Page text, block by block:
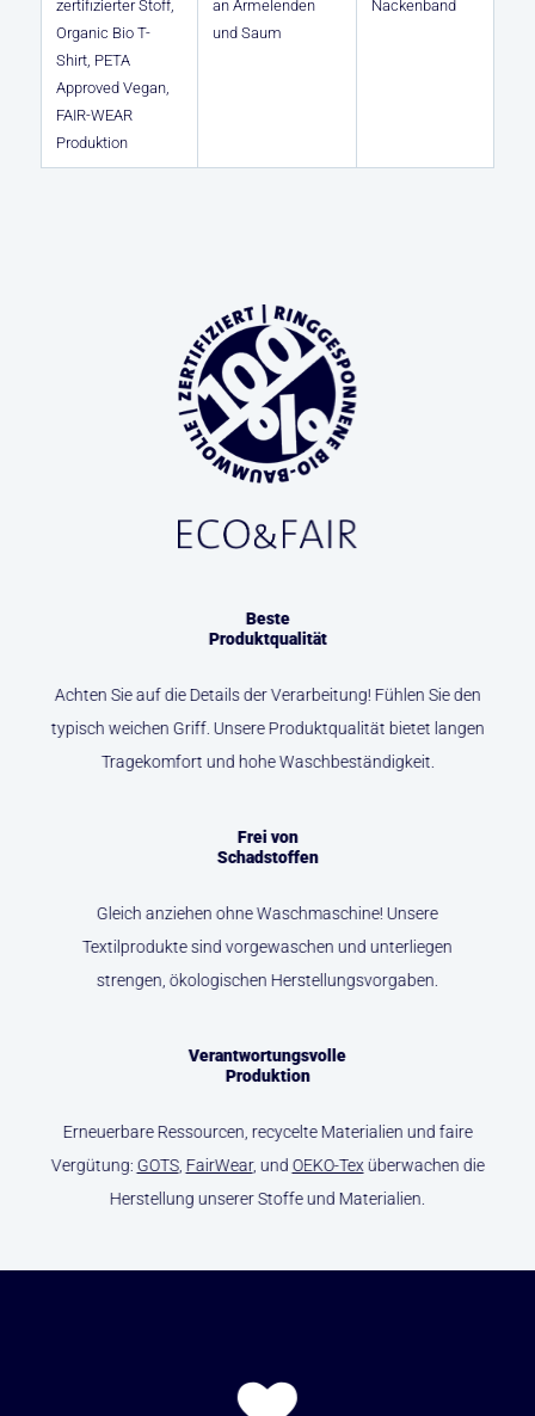
zertifizierter Stoff,
Organic Bio T-
Shirt, PETA
Approved Vegan,
FAIR-WEAR
Produktion
an Ärmelenden
und Saum
Nackenband
Beste
Produktqualität
Achten Sie auf die Details der Verarbeitung! Fühlen Sie den
typisch weichen Griff. Unsere Produktqualität bietet langen
Tragekomfort und hohe Waschbeständigkeit.
Frei von
Schadstoffen
Gleich anziehen ohne Waschmaschine! Unsere
Textilprodukte sind vorgewaschen und unterliegen
strengen, ökologischen Herstellungsvorgaben.
Verantwortungsvolle
Produktion
Erneuerbare Ressourcen, recycelte Materialien und faire
Vergütung: GOTS, FairWear, und OEKO-Texüberwachen die
Herstellung unserer Stoffe und Materialien.